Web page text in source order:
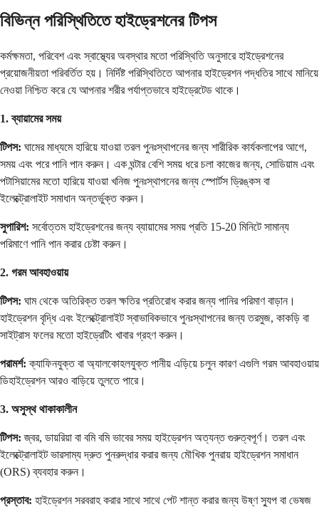
বিভিন্ন পরিস্থিতিতে হাইড্রেশনের টিপস
কর্মক্ষমতা, পরিবেশ এবং স্বাস্থ্যের অবস্থার মতো পরিস্থিতি অনুসারে হাইড্রেশনের
প্রয়োজনীয়তা পরিবর্তিত হয়। নির্দিষ্ট পরিস্থিতিতে আপনার হাইড্রেশন পদ্ধতির সাথে মানিয়ে
নেওয়া নিশ্চিত করে যে আপনার শরীর পর্যাপ্তভাবে হাইড্রেটেড থাকে।
1. ব্যায়ামের সময়
টিপস: ঘামের মাধ্যমে হারিয়ে যাওয়া তরল পুনঃস্থাপনের জন্য শারীরিক কার্যকলাপের আগে,
সময় এবং পরে পানি পান করুন। এক ঘন্টার বেশি সময় ধরে চলা কাজের জন্য, সোডিয়াম এবং
পটাসিয়ামের মতো হারিয়ে যাওয়া খনিজ পুনঃস্থাপনের জন্য স্পোর্টস ড্রিঙ্কস বা
ইলেক্ট্রোলাইট সমাধান অন্তর্ভুক্ত করুন।
সুপারিশ: সর্বোত্তম হাইড্রেশনের জন্য ব্যায়ামের সময় প্রতি 15-20 মিনিটে সামান্য
পরিমাণে পানি পান করার চেষ্টা করুন।
2. গরম আবহাওয়ায়
টিপস: ঘাম থেকে অতিরিক্ত তরল ক্ষতির প্রতিরোধ করার জন্য পানির পরিমাণ বাড়ান।
হাইড্রেশন বৃদ্ধি এবং ইলেক্ট্রোলাইট স্বাভাবিকভাবে পুনঃস্থাপনের জন্য তরমুজ, কাকড়ি বা
সাইট্রাস ফলের মতো হাইড্রেটিং খাবার গ্রহণ করুন।
পরামর্শ: ক্যাফিনযুক্ত বা অ্যালকোহলযুক্ত পানীয় এড়িয়ে চলুন কারণ এগুলি গরম আবহাওয়ায়
ডিহাইড্রেশন আরও বাড়িয়ে তুলতে পারে।
3. অসুস্থ থাকাকালীন
টিপস: জ্বর, ডায়রিয়া বা বমি বমি ভাবের সময় হাইড্রেশন অত্যন্ত গুরুত্বপূর্ণ। তরল এবং
ইলেক্ট্রোলাইট ভারসাম্য দ্রুত পুনরুদ্ধার করার জন্য মৌখিক পুনরায় হাইড্রেশন সমাধান
(ORS) ব্যবহার করুন।
প্রস্তাব: হাইড্রেশন সরবরাহ করার সাথে সাথে পেট শান্ত করার জন্য উষ্ণ স্যুপ বা ভেষজ